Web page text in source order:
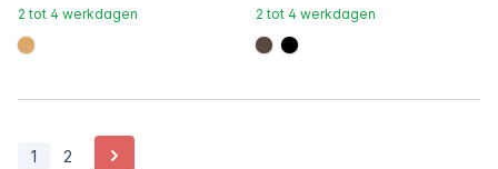
2 tot 4 werkdagen
#dca96a
2 tot 4 werkdagen
#594840
#000000
1 2 Volgende